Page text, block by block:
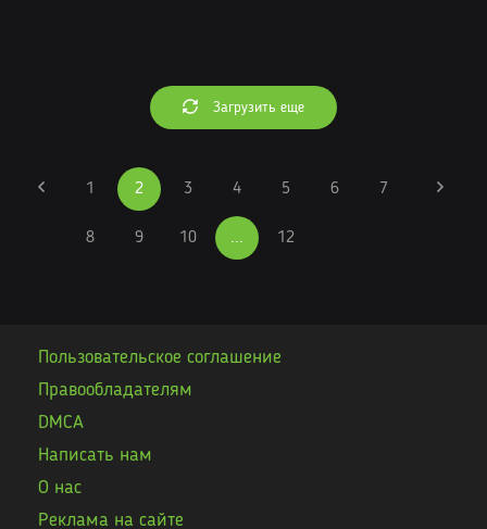
Загрузить еще
1 2 3 4 5 6 7
8 9 10 ... 12
Пользовательское соглашение
Правообладателям
DMCA
Написать нам
О нас
Реклама на сайте